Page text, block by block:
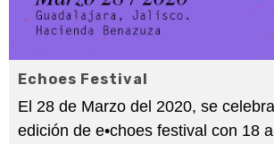
Echoes Festival
El 28 de Marzo del 2020, se
edición de e•choes festival con 18